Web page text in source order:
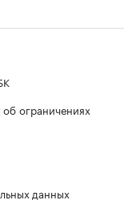
ограничениях
данных